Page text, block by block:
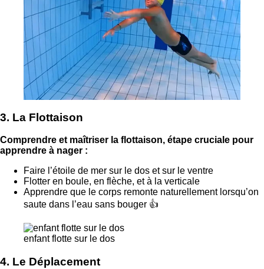
3. La Flottaison
Comprendre et maîtriser la flottaison, étape cruciale pour
apprendre à nager :
Faire l’étoile de mer sur le dos et sur le ventre
Flotter en boule, en flèche, et à la verticale
Apprendre que le corps remonte naturellement lorsqu’on
saute dans l’eau sans bouger 👍
enfant flotte sur le dos
4. Le Déplacement